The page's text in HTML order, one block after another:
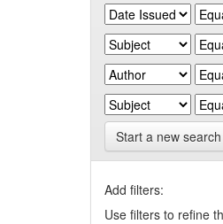
Start a new search
Add filters:
Use filters to refine